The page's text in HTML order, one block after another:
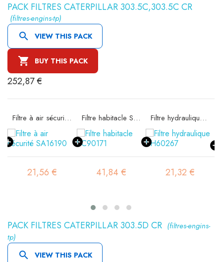
PACK FILTRES CATERPILLAR 303.5C,303.5C CR
(filtres-engins-tp)
 VIEW THIS PACK
 BUY THIS PACK
252,87 €
Filtre à air sécurité SA16190
21,56 €
Filtre habitacle SC90171
41,84 €
Filtre hydraulique SH60267
21,32 €
PACK FILTRES CATERPILLAR 303.5D CR (filtres-engins-
tp)
 VIEW THIS PACK